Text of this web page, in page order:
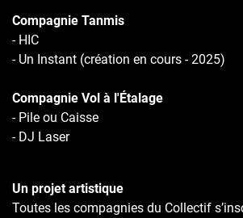
Compagnie Tanmis
- HIC
- Un Instant (création en cours - 2025)
Compagnie Vol à l'Étalage
- Pile ou Caisse
- DJ Laser
Un projet artistique
Toutes les compagnies du Collectif